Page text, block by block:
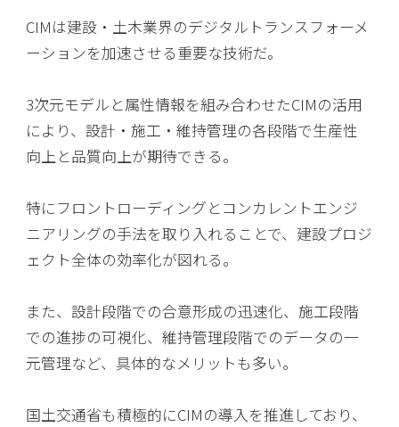
CIMは建設・土木業界のデジタルトランスフォーメ
ーションを加速させる重要な技術だ。
3次元モデルと属性情報を組み合わせたCIMの活用
により、設計・施工・維持管理の各段階で生産性
向上と品質向上が期待できる。
特にフロントローディングとコンカレントエンジ
ニアリングの手法を取り入れることで、建設プロジ
ェクト全体の効率化が図れる。
また、設計段階での合意形成の迅速化、施工段階
での進捗の可視化、維持管理段階でのデータの一
元管理など、具体的なメリットも多い。
国土交通省も積極的にCIMの導入を推進しており、